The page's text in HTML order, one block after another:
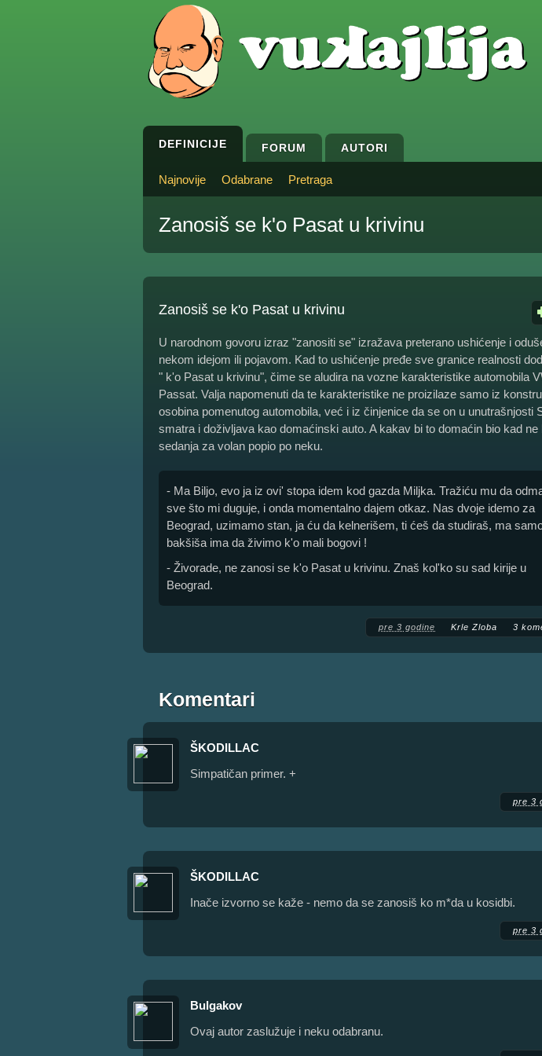
DEFINICIJE FORUM AUTORI
Najnovije Odabrane Pretraga
Zanosiš se k'o Pasat u krivinu
Zanosiš se k'o Pasat u krivinu
U narodnom govoru izraz "zanositi se" izražava preterano ushićenje i
nekom idejom ili pojavom. Kad to ushićenje pređe sve granice realnosti
" k'o Pasat u krivinu", čime se aludira na vozne karakteristike automobila
Passat. Valja napomenuti da te karakteristike ne proizilaze samo iz
osobina pomenutog automobila, već i iz činjenice da se on u unutrašnjosti
smatra i doživljava kao domaćinski auto. A kakav bi to domaćin bio kad ne
sedanja za volan popio po neku.
- Ma Biljo, evo ja iz ovi' stopa idem kod gazda Miljka. Tražiću mu da
sve što mi duguje, i onda momentalno dajem otkaz. Nas dvoje idemo za
Beograd, uzimamo stan, ja ću da kelnerišem, ti ćeš da studiraš, ma
bakšiša ima da živimo k'o mali bogovi !
- Živorade, ne zanosi se k'o Pasat u krivinu. Znaš kol'ko su sad kirije u
Beograd.
pre 3 godine Krle Zloba 3
Komentari
ŠKODILLAC
Simpatičan primer. +
pre 3
ŠKODILLAC
Inače izvorno se kaže - nemo da se zanosiš ko m*da u kosidbi.
pre 3
Bulgakov
Ovaj autor zaslužuje i neku odabranu.